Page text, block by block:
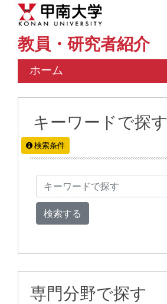
教員・研究者紹介
ホーム
キーワードで探す
検索条件
検索する
専門分野で探す